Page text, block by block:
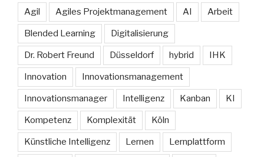
Agil Agiles Projektmanagement AI Arbeit
Blended Learning Digitalisierung
Dr. Robert Freund Düsseldorf hybrid IHK
Innovation Innovationsmanagement
Innovationsmanager Intelligenz Kanban KI
Kompetenz Komplexität Köln
Künstliche Intelligenz Lernen Lernplattform